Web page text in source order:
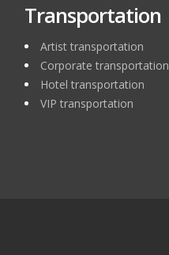
Transportation
Artist transportation
Corporate transportation
Hotel transportation
VIP transportation